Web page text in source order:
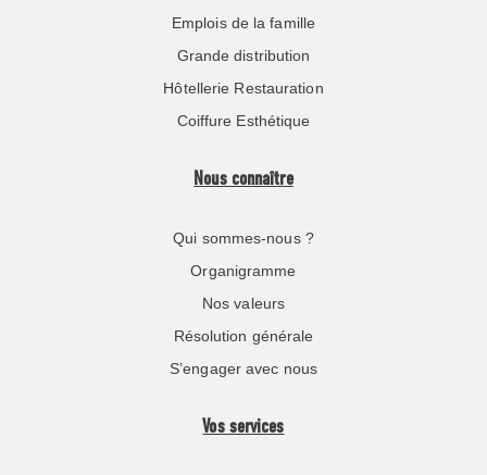
Emplois de la famille
Grande distribution
Hôtellerie Restauration
Coiffure Esthétique
Nous connaître
Qui sommes-nous ?
Organigramme
Nos valeurs
Résolution générale
S’engager avec nous
Vos services